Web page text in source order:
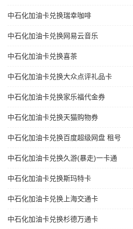
中石化加油卡兑换瑞幸咖啡
中石化加油卡兑换网易云音乐
中石化加油卡兑换喜茶
中石化加油卡兑换大众点评礼品卡
中石化加油卡兑换家乐福代金券
中石化加油卡兑换天猫购物券
中石化加油卡兑换百度超级网盘 租号
中石化加油卡兑换久游(暴走)一卡通
中石化加油卡兑换斯玛特卡
中石化加油卡兑换上海交通卡
中石化加油卡兑换杉德万通卡